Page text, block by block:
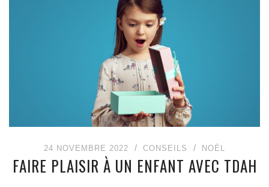
24 NOVEMBRE 2022 CONSEILS NOËL
FAIRE PLAISIR À UN ENFANT AVEC TDAH